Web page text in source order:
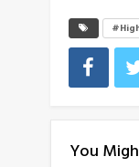
You